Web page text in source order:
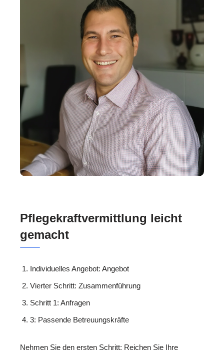
Pflegekraftvermittlung leicht
gemacht
Individuelles Angebot: Angebot
Vierter Schritt: Zusammenführung
Schritt 1: Anfragen
3: Passende Betreuungskräfte
Nehmen Sie den ersten Schritt: Reichen Sie Ihre